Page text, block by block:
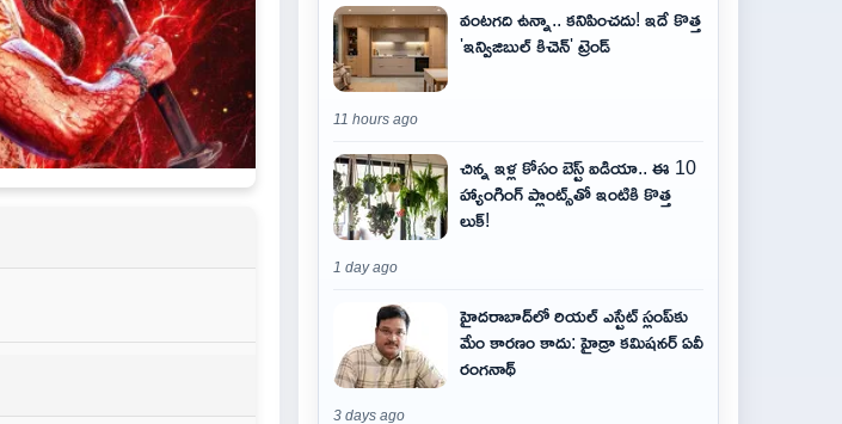
వంటగది ఉన్నా.. కనిపించదు! ఇదే కొత్త
'ఇన్విజిబుల్ కిచెన్' ట్రెండ్
11 hours ago
చిన్న ఇళ్ల కోసం బెస్ట్ ఐడియా.. ఈ 10
హ్యాంగింగ్ ప్లాంట్స్‌తో ఇంటికి కొత్త
లుక్!
1 day ago
హైదరాబాద్‌లో రియల్ ఎస్టేట్ స్లంప్‌కు
మేం కారణం కాదు: హైడ్రా కమిషనర్ ఏవీ
రంగనాథ్
3 days ago